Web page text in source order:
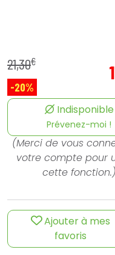
21,30€
-20%
Indisponible
Prévenez-moi !
(Merci de vous
votre compte pour
cette fonction.)
Ajouter à mes
favoris